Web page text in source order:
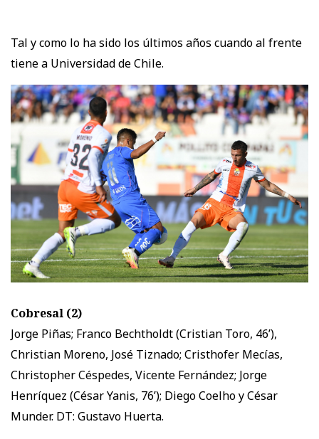
Tal y como lo ha sido los últimos años cuando al frente
tiene a Universidad de Chile.
Cobresal (2)
Jorge Piñas; Franco Bechtholdt (Cristian Toro, 46’),
Christian Moreno, José Tiznado; Cristhofer Mecías,
Christopher Céspedes, Vicente Fernández; Jorge
Henríquez (César Yanis, 76’); Diego Coelho y César
Munder. DT: Gustavo Huerta.